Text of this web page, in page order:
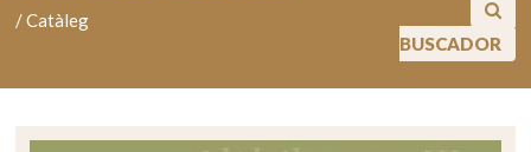
/Catàleg
BUSCADOR